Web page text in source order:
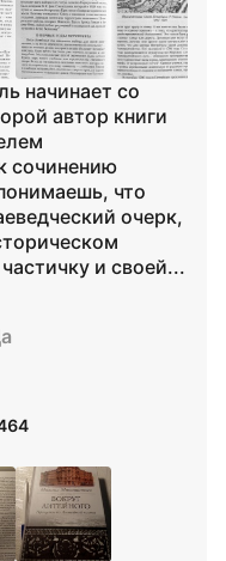
начинает со
автор книги
сочинению
что
очерк,
и своей...